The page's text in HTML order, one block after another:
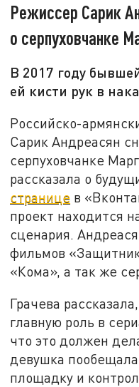
Режиссер Сарик
о серпуховчанке
В 2017 году
ей кисти рук в
Российско-
Сарик Андреасян
серпуховчанке
рассказала о
странице в
проект находится
сценария.
фильмов
«Кома», а так же
Грачева
главную роль в
что это должен
девушка
площадку и